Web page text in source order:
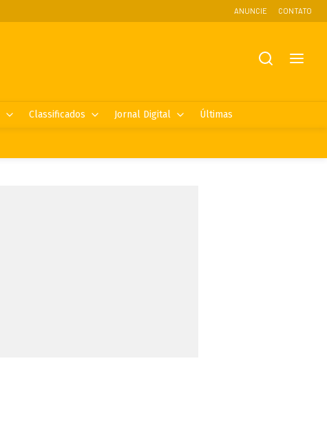
ANUNCIE CONTATO
Classificados Jornal Digital Últimas